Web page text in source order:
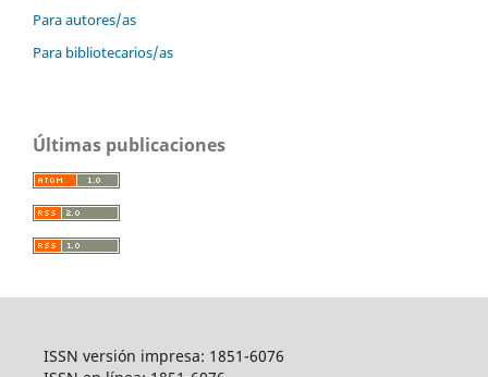
Para autores/as
Para bibliotecarios/as
Últimas publicaciones
ISSN versión impresa: 1851-6076